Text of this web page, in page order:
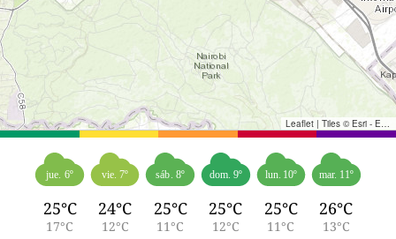
Leaflet | Tiles © Esri - Esri, DeLorme, NAVTEQ, TomTom, Intermap, iPC, USGS, FAO, NPS, NRCAN, GeoBase, Kadaster NL, Ordnance Survey, Esri Japan, METI, Esri China (Hong Kong), and the GIS User Community
jue. 6º
25°C
17°C
vie. 7º
24°C
12°C
sáb. 8º
25°C
11°C
dom. 9º
25°C
12°C
lun. 10º
25°C
11°C
mar. 11º
26°C
13°C